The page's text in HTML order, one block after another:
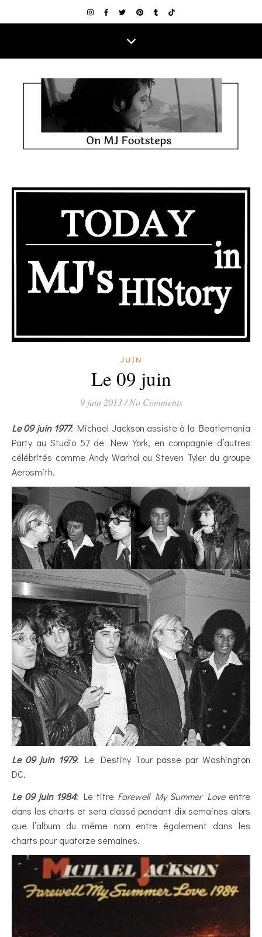
JUIN
Le 09 juin
9 juin 2013/ No Comments
Le 09 juin 1977: Michael Jackson assiste à la Beatlemania
Party au Studio 57 de New York, en compagnie d’autres
célébrités comme Andy Warhol ou Steven Tyler du groupe
Aerosmith.
Le 09 juin 1979: Le Destiny Tour passe par Washington
DC.
Le 09 juin 1984: Le titre Farewell My Summer Loveentre
dans les charts et sera classé pendant dix semaines alors
que l’album du même nom entre également dans les
charts pour quatorze semaines.